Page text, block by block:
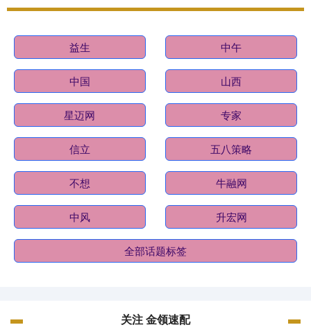
益生 中午
中国 山西
星迈网 专家
信立 五八策略
不想 牛融网
中风 升宏网
全部话题标签
关注 金领速配